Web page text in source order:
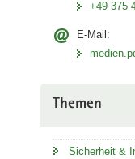
+49 375
E-Mail:
Themen
Sicherheit &